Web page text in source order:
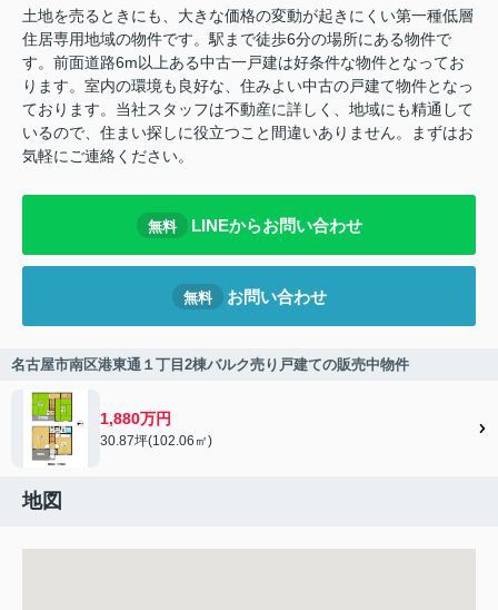
土地を売るときにも、大きな価格の変動が起きにくい第一種低層
住居専用地域の物件です。駅まで徒歩6分の場所にある物件で
す。前面道路6m以上ある中古一戸建は好条件な物件となってお
ります。室内の環境も良好な、住みよい中古の戸建て物件となっ
ております。当社スタッフは不動産に詳しく、地域にも精通して
いるので、住まい探しに役立つこと間違いありません。まずはお
気軽にご連絡ください。
無料 LINEからお問い合わせ
無料 お問い合わせ
名古屋市南区港東通１丁目2棟バルク売り戸建ての販売中物件
1,880万円
30.87坪(102.06㎡)
地図